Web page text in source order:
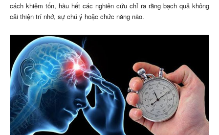
cách khiêm tốn, hầu hết các nghiên cứu chỉ ra rằng bạch quả không
cải thiện trí nhớ, sự chú ý hoặc chức năng não.